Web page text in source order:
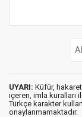
UYARI: Küfür,
içeren, imla kuralları
Türkçe karakter
onaylanmamaktadır.